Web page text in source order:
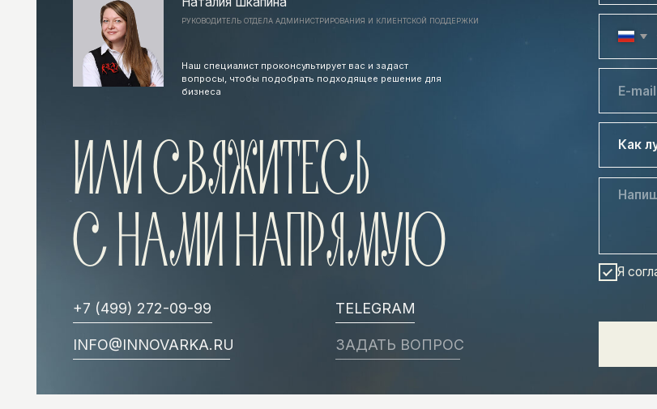
ИЛИ СВЯЖИТЕСЬ
С НАМИ НАПРЯМУЮ
+7 (499) 272-09-99 TELEGRAM
INFO@INNOVARKA.RU ЗАДАТЬ ВОПРОС
ИННОВАРКА ПОЛИТИКА КОНФИДЕНЦИАЛЬНОСТИ